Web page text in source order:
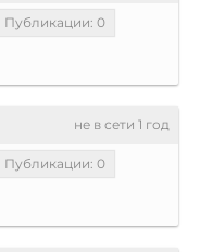
Публикации: 0
не в сети 1 год
Публикации: 0